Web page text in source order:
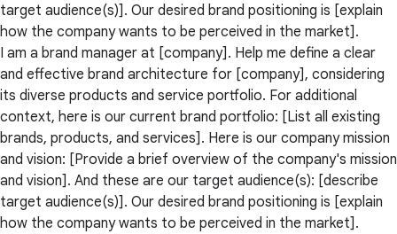
target audience(s)]. Our desired brand positioning is [explain
how the company wants to be perceived in the market].
I am a brand manager at [company]. Help me define a clear
and effective brand architecture for [company], considering
its diverse products and service portfolio. For additional
context, here is our current brand portfolio: [List all existing
brands, products, and services]. Here is our company mission
and vision: [Provide a brief overview of the company's mission
and vision]. And these are our target audience(s): [describe
target audience(s)]. Our desired brand positioning is [explain
how the company wants to be perceived in the market].